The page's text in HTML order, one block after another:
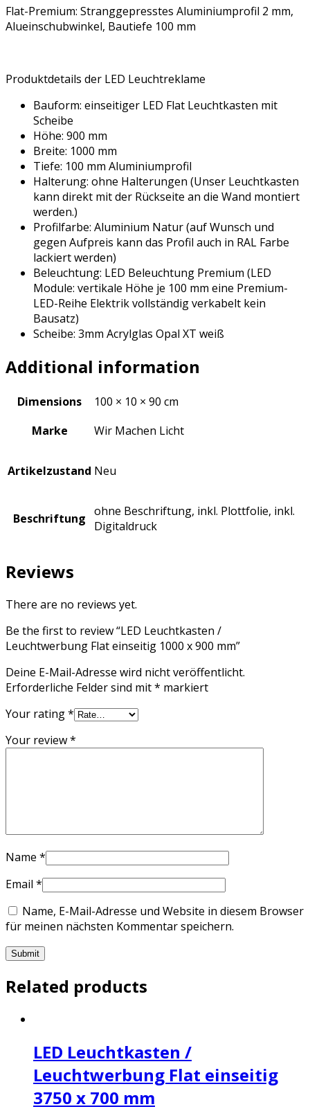
Flat-Premium: Stranggepresstes Aluminiumprofil 2 mm,
Alueinschubwinkel, Bautiefe 100 mm
Produktdetails der LED Leuchtreklame
Bauform: einseitiger LED Flat Leuchtkasten mit
Scheibe
Höhe: 900 mm
Breite: 1000 mm
Tiefe: 100 mm Aluminiumprofil
Halterung: ohne Halterungen (Unser Leuchtkasten
kann direkt mit der Rückseite an die Wand montiert
werden.)
Profilfarbe: Aluminium Natur (auf Wunsch und
gegen Aufpreis kann das Profil auch in RAL Farbe
lackiert werden)
Beleuchtung: LED Beleuchtung Premium (LED
Module: vertikale Höhe je 100 mm eine Premium-
LED-Reihe Elektrik vollständig verkabelt kein
Bausatz)
Scheibe: 3mm Acrylglas Opal XT weiß
Additional information
Dimensions
100 × 10 × 90 cm
Marke
Wir Machen Licht
Artikelzustand Neu
Beschriftung ohne Beschriftung, inkl. Plottfolie, inkl.
Digitaldruck
Reviews
There are no reviews yet.
Be the first to review “LED Leuchtkasten /
Leuchtwerbung Flat einseitig 1000 x 900 mm”
Deine E-Mail-Adresse wird nicht veröffentlicht.
Erforderliche Felder sind mit* markiert
Your rating*
Your review*
Name *
Email *
Name, E-Mail-Adresse und Website in diesem Browser
für meinen nächsten Kommentar speichern.
Related products
LED Leuchtkasten /
Leuchtwerbung Flat einseitig
3750 x 700 mm